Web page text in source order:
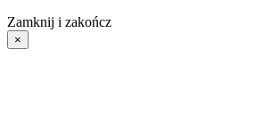
Zamknij i zakończ
×